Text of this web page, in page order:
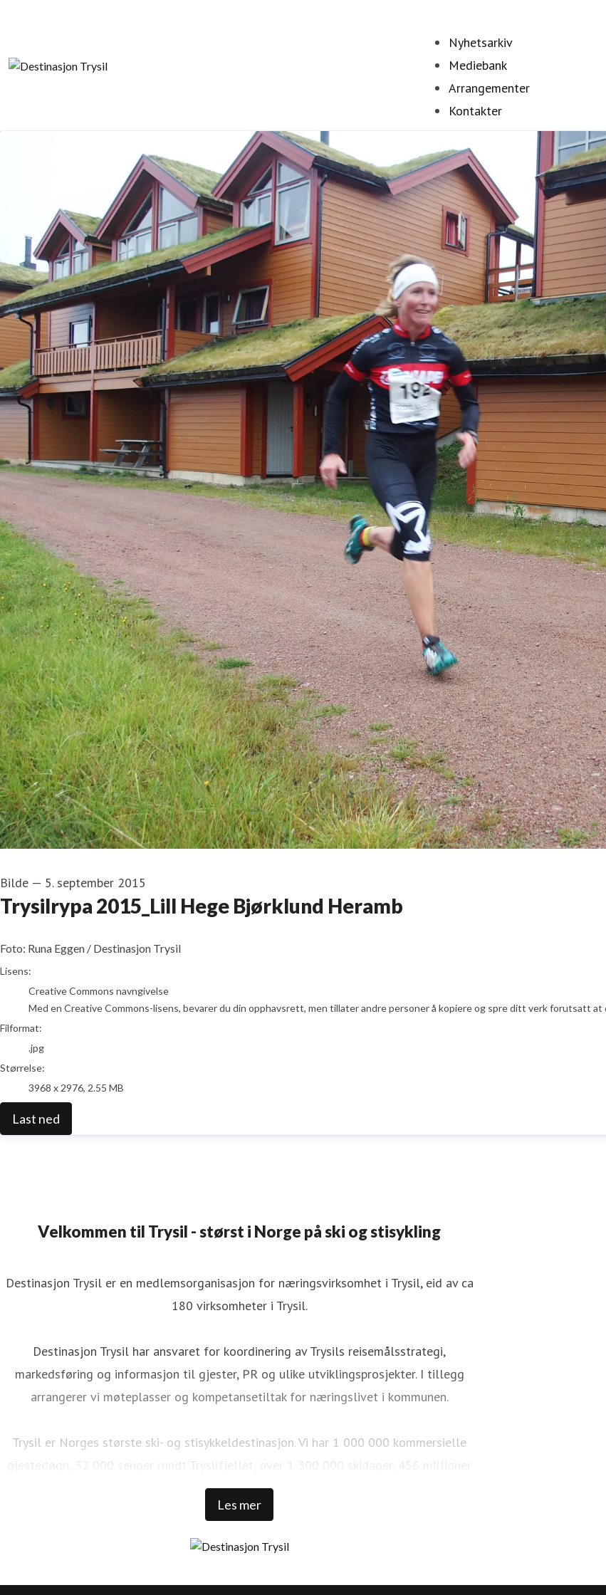
Nyhetsarkiv
Mediebank
Arrangementer
Kontakter
Bilde — 5. september 2015
Trysilrypa 2015_Lill Hege Bjørklund Heramb
Foto: Runa Eggen / Destinasjon Trysil
go to media item
Lisens:
Creative Commons navngivelse
Med en Creative Commons-lisens, bevarer du din opphavsrett, men tillater andre personer å kopiere og spre ditt verk forutsatt
Filformat:
.jpg
Størrelse:
3968 x 2976, 2.55 MB
Last ned
Velkommen til Trysil - størst i Norge på ski og stisykling
Les mer
Destinasjon Trysil er en medlemsorganisasjon for næringsvirksomhet i Trysil, eid av ca
180 virksomheter i Trysil.
Destinasjon Trysil har ansvaret for koordinering av Trysils reisemålsstrategi,
markedsføring og informasjon til gjester, PR og ulike utviklingsprosjekter. I tillegg
arrangerer vi møteplasser og kompetansetiltak for næringslivet i kommunen.
Trysil er Norges største ski- og stisykkeldestinasjon. Vi har 1 000 000 kommersielle
gjestedøgn, 32 000 senger rundt Trysilfjellet, over 1 300 000 skidager, 456 millioner
NOK i skipassomsetning, 69 bakker, 41 heiser, over 500 km med langrennsløyper. Over
100 000 sykkeldager, 100 km med naturlig sykkelstier, sykkelparker, over 65 km
kommersielle gjestedøgnene i Trysil kommer fra utlandet. Trysil reiselivsstrategi 2030